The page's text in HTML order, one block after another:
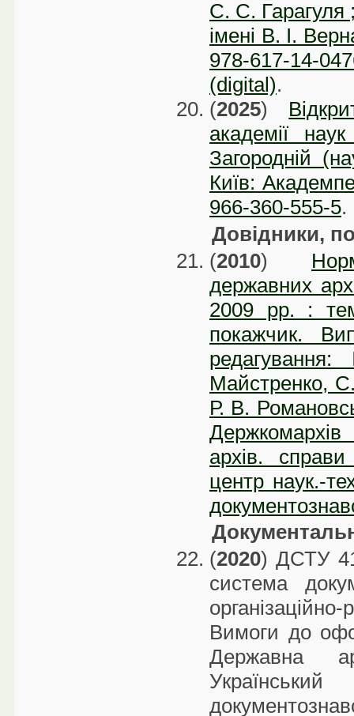
С. С. Гарагуля
імені В. І.
978-617-14-
(digital).
(2025)
академії
Загородній
Київ:
966-360-555-5.
Довідники,
(2010)
державних
2009 рр. :
покажчик.
Майстренко,
Р. В.
Держкомархів
архів.
центр наук.-
(2020) ДСТУ
система
Вимоги до
Державна